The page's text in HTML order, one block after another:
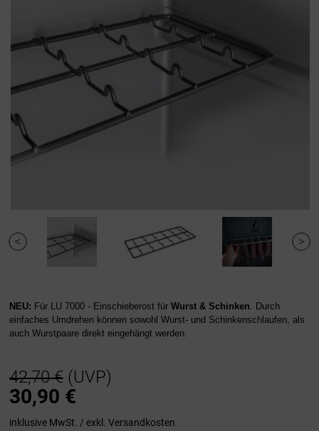
NEU: Für LU 7000 - Einschieberost für Wurst & Schinken . Durch
einfaches Umdrehen können sowohl Wurst- und Schinkenschlaufen, als
auch Wurstpaare direkt eingehängt werden.
42,70 € (UVP)
30,90 €
inklusive MwSt. / exkl. Versandkosten